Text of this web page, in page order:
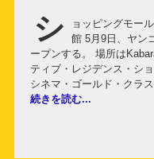
シ
ョッピングモー
館 5月9日、ヤン
ープンする。 場所は
ティブ・レジデンス・シ
シネマ・ゴールド・クラ
続きを読む...